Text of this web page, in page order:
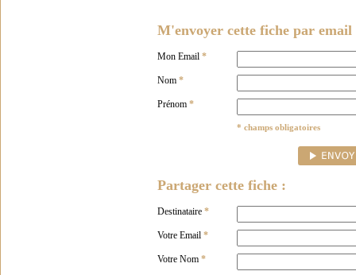
M'envoyer cette fiche par email
Mon Email *
Nom *
Prénom *
* champs obligatoires
Partager cette fiche :
Destinataire *
Votre Email *
Votre Nom *